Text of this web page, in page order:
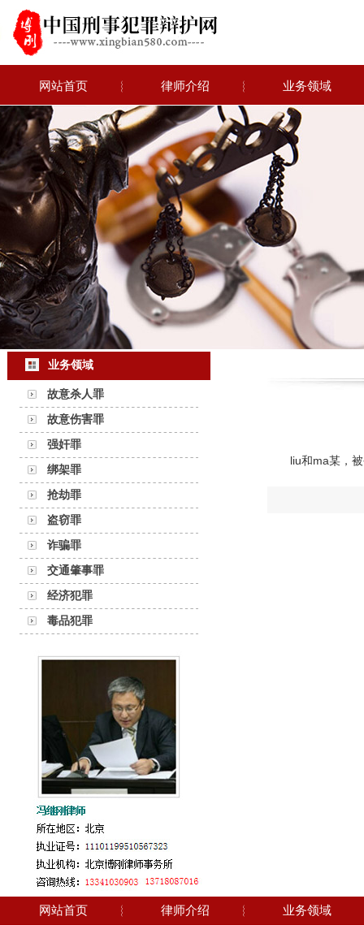
网站首页 ︴ 律师介绍 ︴ 业务领域
业务领域
故意杀人罪
故意伤害罪
强奸罪
绑架罪
抢劫罪
盗窃罪
诈骗罪
交通肇事罪
经济犯罪
毒品犯罪
liu和ma某，
网站首页 ︴ 律师介绍 ︴ 业务领域